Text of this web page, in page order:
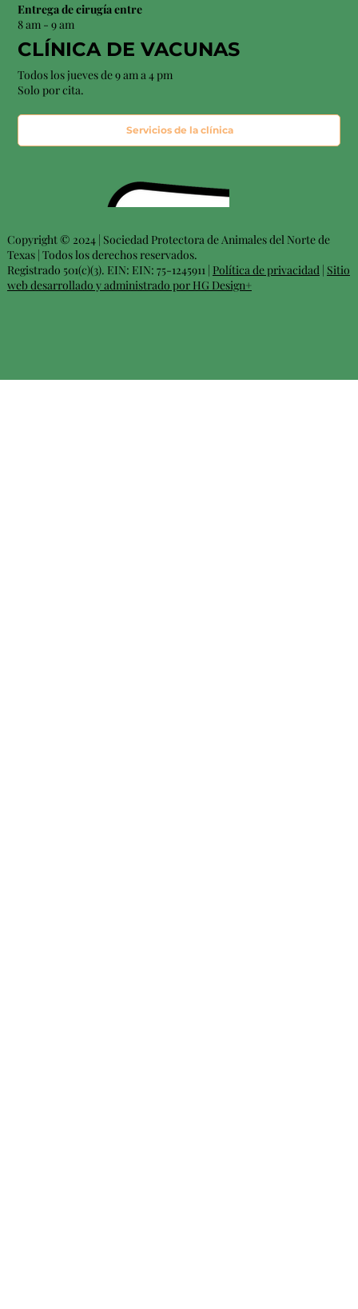
Entrega de cirugía entre
8 am - 9 am
CLÍNICA DE VACUNAS
Todos los jueves de 9 am a 4 pm
Solo por cita.
Servicios de la clínica
Copyright © 2024 | Sociedad Protectora de Animales del Norte de
Texas | Todos los derechos reservados.
Registrado 501(c)(3). EIN: EIN: 75-1245911 | Política de privacidad| Sitio
web desarrollado y administrado por HG Design+